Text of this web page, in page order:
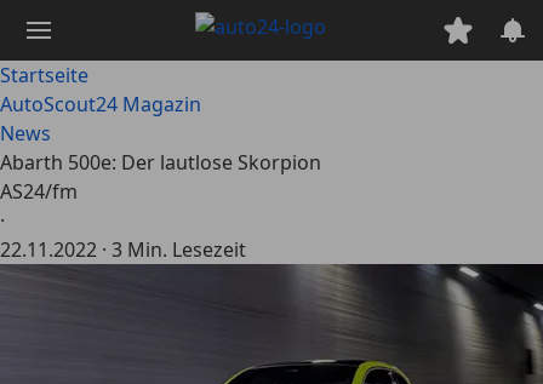
Hauptinhalt
springen
Startseite
AutoScout24 Magazin
News
Abarth 500e: Der lautlose Skorpion
AS24/fm
·
22.11.2022 · 3 Min. Lesezeit